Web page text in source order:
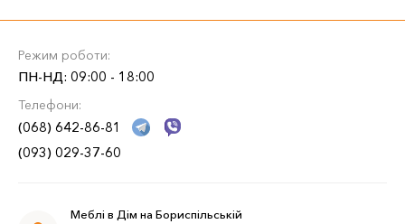
Режим роботи:
ПН-НД: 09:00 - 18:00
Телефони:
(068) 642-86-81
(093) 029-37-60
Меблі в Дім на Бориспільській